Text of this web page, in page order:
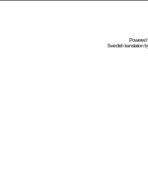
Powered
Swedishtranslation